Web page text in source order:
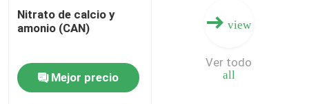
Nitrato de calcio y
amonio (CAN)
Mejor precio
view
all
Ver todo